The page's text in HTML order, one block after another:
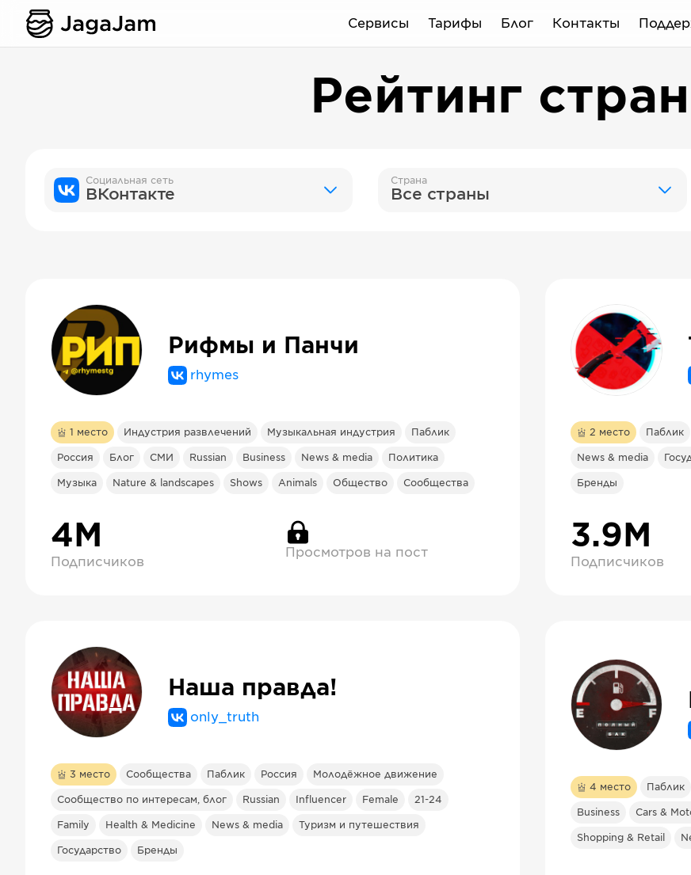
Сервисы Тарифы Блог Контакты
Рейтинг
Социальная сеть
ВКонтакте
Страна
Все страны
Рифмы и Панчи
rhymes
1 место Индустрия развлечений Музыкальная индустрия Паблик
Россия Блог СМИ Russian Business News & media Политика
Музыка Nature & landscapes Shows Animals Общество Сообщества
4М
Подписчиков
Просмотров на пост
2 место Паблик
News & media
Бренды
3.9М
Подписчиков
Наша правда!
only_truth
3 место Сообщества Паблик Россия Молодёжное движение
Сообщество по интересам, блог Russian Influencer Female 21-24
Family Health & Medicine News & media Туризм и путешествия
Государство Бренды
4 место Паблик
Business Cars &
Shopping & Retail